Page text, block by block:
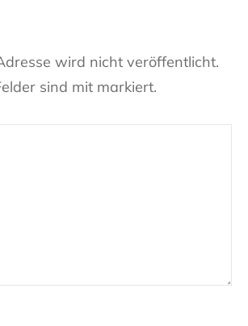
wird nicht veröffentlicht.
sind mit markiert.